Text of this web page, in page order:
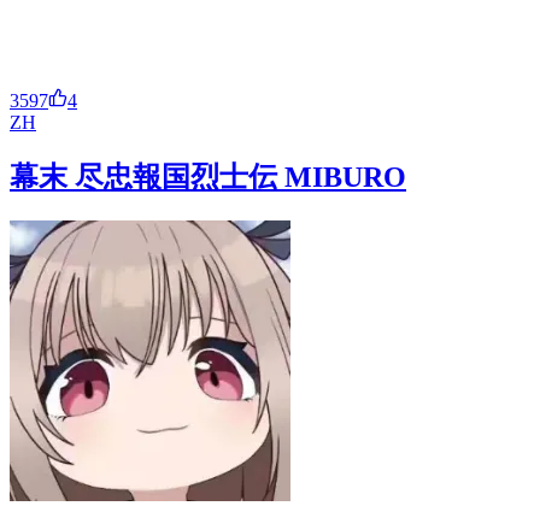
3597
4
ZH
幕末 尽忠報国烈士伝 MIBURO